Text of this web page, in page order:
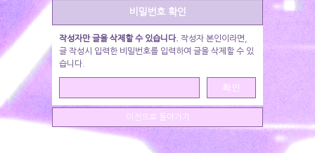
비밀번호 확인
작성자만 글을 삭제할 수 있습니다. 작성자 본인이라면,
글 작성시 입력한 비밀번호를 입력하여 글을 삭제할 수 있
습니다.
이전으로 돌아가기